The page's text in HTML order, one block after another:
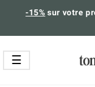
-15% sur votre
Basculer
la
navigation
☰